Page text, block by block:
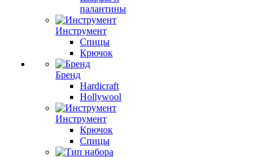
палантины
Инструмент
Спицы
Крючок
Бренд
Hardicraft
Hollywool
Инструмент
Крючок
Спицы